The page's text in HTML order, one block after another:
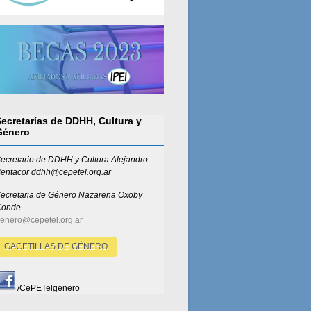
de DDHH, Cultura y
de DDHH y Cultura Alejandro
ddhh@cepetel.org.ar
de GéneroNazarena Oxoby
GACETILLAS DE GÉNERO
/CePETelgenero